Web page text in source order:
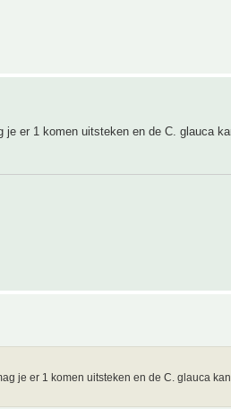
je er 1 komen uitsteken en de C. glauca
je er 1 komen uitsteken en de C. glauca